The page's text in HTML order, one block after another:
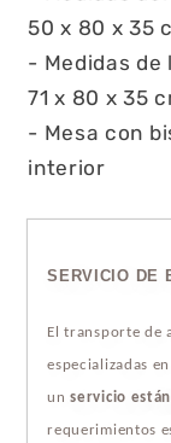
50 x 80 x 35
- Medidas
71 x 80 x 35
- Mesa con
interior
SERVICIO DE
El transporte de
especializadas
unservicio
requerimientos